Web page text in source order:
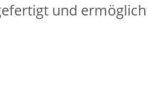
und